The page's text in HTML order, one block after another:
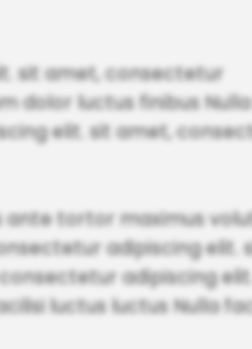
sit amet, consectetur
dolor luctus finibus
elit. sit amet,
ante tortor maximus
adipiscing elit.
adipiscing elit.
luctus luctus Nulla